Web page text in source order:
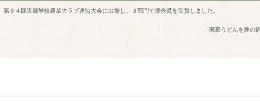
第６４回近畿学校農業クラブ連盟大会に出場し、３部門で優秀賞を受賞しました。
「廃棄うどんを豚の